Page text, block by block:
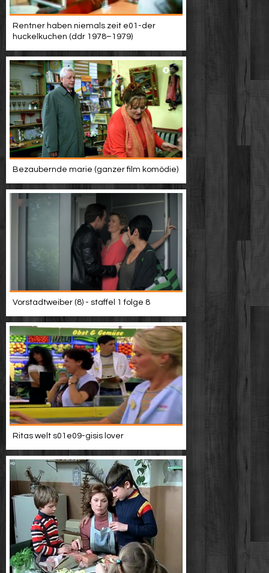
Rentner haben niemals zeit e01-der
huckelkuchen (ddr 1978–1979)
Bezaubernde marie (ganzer film komödie)
Vorstadtweiber (8) - staffel 1 folge 8
Ritas welt s01e09-gisis lover